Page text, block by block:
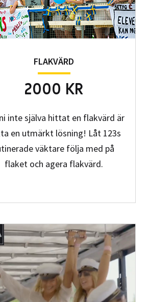
FLAKVÄRD
2000 KR
inte själva hittat en flakvärd är
en utmärkt lösning! Låt 123s
väktare följa med på
flaket och agera flakvärd.